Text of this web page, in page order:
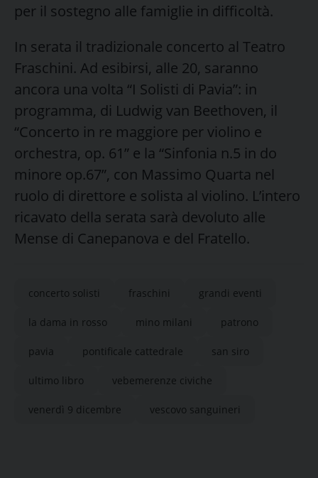
per il sostegno alle famiglie in difficoltà.
In serata il tradizionale concerto al Teatro
Fraschini. Ad esibirsi, alle 20, saranno
ancora una volta “I Solisti di Pavia”: in
programma, di Ludwig van Beethoven, il
“Concerto in re maggiore per violino e
orchestra, op. 61” e la “Sinfonia n.5 in do
minore op.67”, con Massimo Quarta nel
ruolo di direttore e solista al violino. L’intero
ricavato della serata sarà devoluto alle
Mense di Canepanova e del Fratello.
concerto solisti fraschini grandi eventi
la dama in rosso mino milani patrono
pavia pontificale cattedrale san siro
ultimo libro vebemerenze civiche
venerdì 9 dicembre vescovo sanguineri